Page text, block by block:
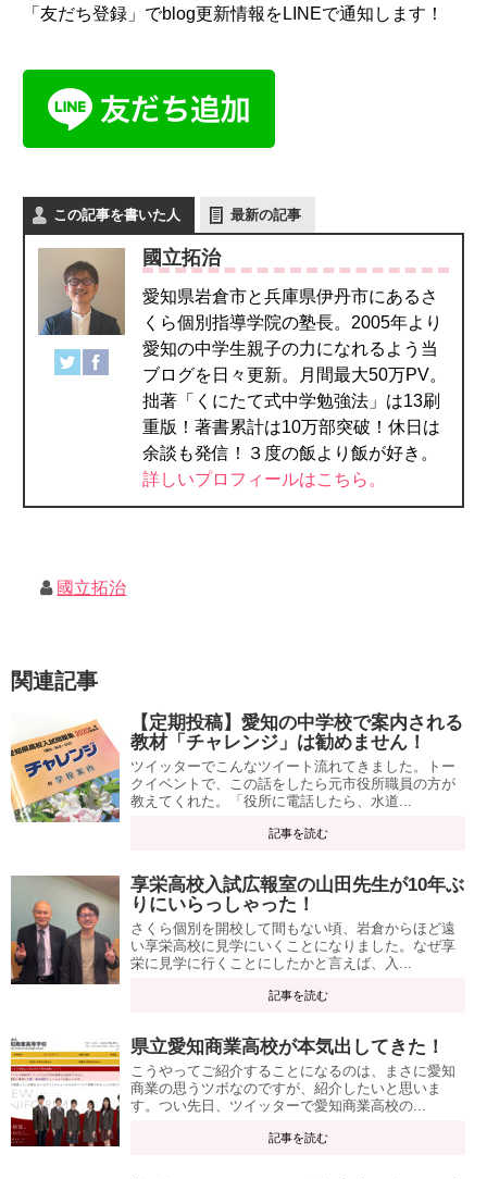
「友だち登録」でblog更新情報をLINEで通知します！
この記事を書いた人 最新の記事
國立拓治
愛知県岩倉市と兵庫県伊丹市にあるさ
くら個別指導学院の塾長。2005年より
愛知の中学生親子の力になれるよう当
ブログを日々更新。月間最大50万PV。
拙著「くにたて式中学勉強法」は13刷
重版！著書累計は10万部突破！休日は
余談も発信！３度の飯より飯が好き。
詳しいプロフィールはこちら。
國立拓治
関連記事
【定期投稿】愛知の中学校で案内される
教材「チャレンジ」は勧めません！
ツイッターでこんなツイート流れてきました。トー
クイベントで、この話をしたら元市役所職員の方が
教えてくれた。「役所に電話したら、水道...
記事を読む
享栄高校入試広報室の山田先生が10年ぶ
りにいらっしゃった！
さくら個別を開校して間もない頃、岩倉からほど遠
い享栄高校に見学にいくことになりました。なぜ享
栄に見学に行くことにしたかと言えば、入...
記事を読む
県立愛知商業高校が本気出してきた！
こうやってご紹介することになるのは、まさに愛知
商業の思うツボなのですが、紹介したいと思いま
す。つい先日、ツイッターで愛知商業高校の...
記事を読む